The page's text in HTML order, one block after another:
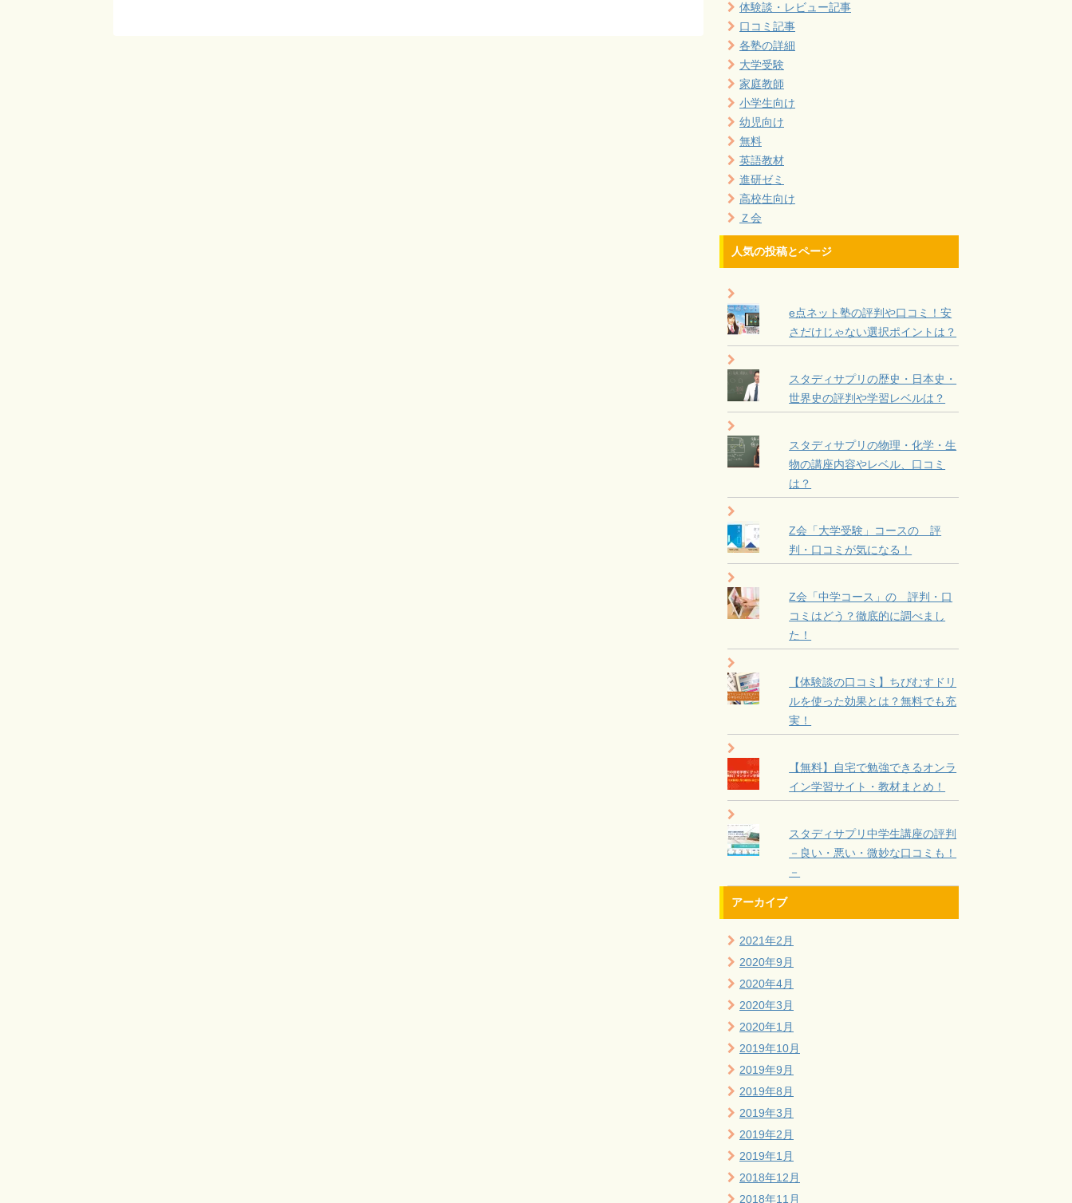
体験談・レビュー記事
口コミ記事
各塾の詳細
大学受験
家庭教師
小学生向け
幼児向け
無料
英語教材
進研ゼミ
高校生向け
Ｚ会
人気の投稿とページ
e点ネット塾の評判や口コミ！安
さだけじゃない選択ポイントは？
スタディサプリの歴史・日本史・
世界史の評判や学習レベルは？
スタディサプリの物理・化学・生
物の講座内容やレベル、口コミ
は？
Z会「大学受験」コースの 評
判・口コミが気になる！
Z会「中学コース」の 評判・口
コミはどう？徹底的に調べまし
た！
【体験談の口コミ】ちびむすドリ
ルを使った効果とは？無料でも充
実！
【無料】自宅で勉強できるオンラ
イン学習サイト・教材まとめ！
スタディサプリ中学生講座の評判
－良い・悪い・微妙な口コミも！
－
アーカイブ
2021年2月
2020年9月
2020年4月
2020年3月
2020年1月
2019年10月
2019年9月
2019年8月
2019年3月
2019年2月
2019年1月
2018年12月
2018年11月